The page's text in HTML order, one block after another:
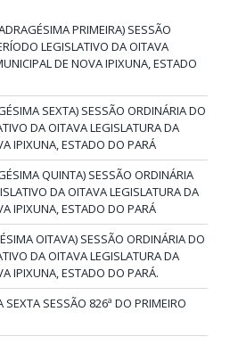
PRIMEIRA) SESSÃO
LEGISLATIVO DA OITAVA
DE NOVA IPIXUNA, ESTADO
SEXTA) SESSÃO ORDINÁRIA DO
DA OITAVA LEGISLATURA DA
IPIXUNA, ESTADO DO PARÁ
QUINTA) SESSÃO ORDINÁRIA
DA OITAVA LEGISLATURA DA
IPIXUNA, ESTADO DO PARÁ
OITAVA) SESSÃO ORDINÁRIA DO
DA OITAVA LEGISLATURA DA
IPIXUNA, ESTADO DO PARÁ.
SESSÃO 826ª DO PRIMEIRO